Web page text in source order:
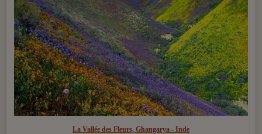
La Vallée des Fleurs, Ghangarya - Inde